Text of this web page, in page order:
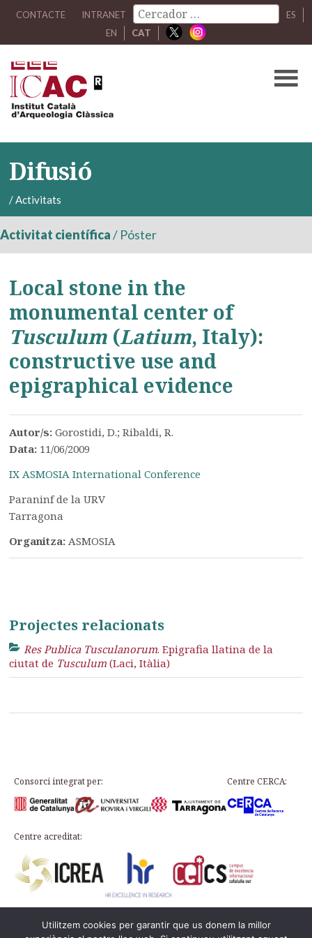
CONTACTE INTRANET
ES
EN
CAT
Difusió
/Activitats
Activitat científica/ Póster
Local stone in the
monumental center of
Tusculum (Latium, Italy):
constructive use and
epigraphical evidence
Autor/s:Gorostidi, D.; Ribaldi, R.
Data: 11/06/2009
IX ASMOSIA International Conference
Paraninf de la URV
Tarragona
Organitza:ASMOSIA
Projectes relacionats
Res Publica Tusculanorum. Epigrafia llatina de la
ciutat de Tusculum (Laci, Itàlia)
Consorci integrat per: Centre CERCA:
Centre acreditat:
Plaça d’en Rovellat, s/n, 43003 Tarragona
Utilitzem cookies per garantir que us donem la millor